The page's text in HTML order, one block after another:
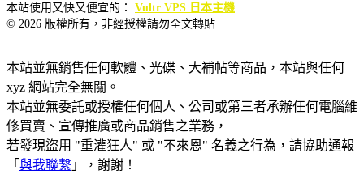
本站使用又快又便宜的： Vultr VPS 日本主機
© 2026 版權所有，非經授權請勿全文轉貼
本站並無銷售任何軟體、光碟、大補帖等商品，本站與任何
xyz 網站完全無關。
本站並無委託或授權任何個人、公司或第三者承辦任何電腦維
修買賣、宣傳推廣或商品銷售之業務，
若發現盜用 "重灌狂人" 或 "不來恩" 名義之行為，請協助通報
「 與我聯繫 」，謝謝！